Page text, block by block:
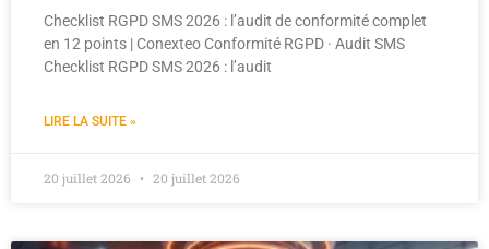
Checklist RGPD SMS 2026 : l’audit de conformité complet
en 12 points | Conexteo Conformité RGPD · Audit SMS
Checklist RGPD SMS 2026 : l’audit
LIRE LA SUITE »
20 juillet 2026 20 juillet 2026